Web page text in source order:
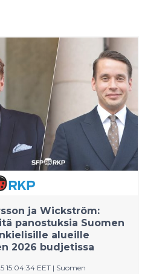
ja Wickström:
panostuksia Suomen
alueille
2026 budjetissa
15:04:34 EET | Suomen